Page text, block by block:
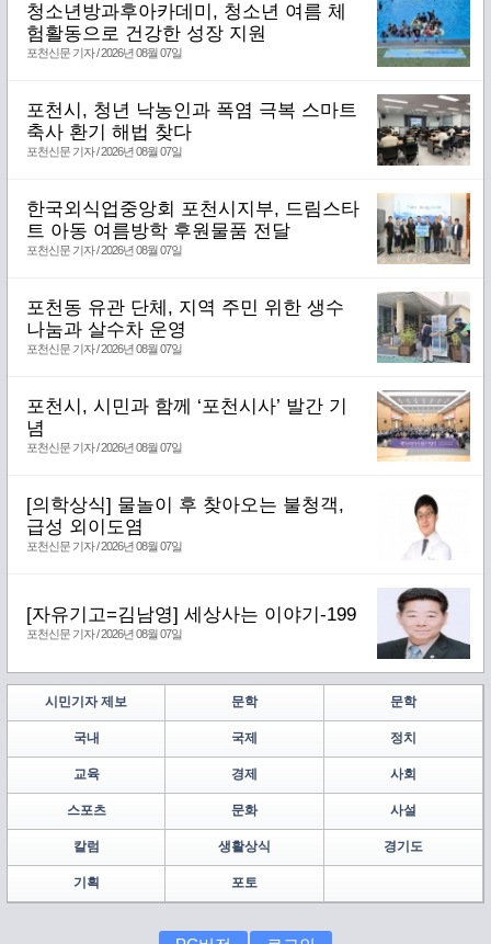
청소년방과후아카데미, 청소년 여름 체
험활동으로 건강한 성장 지원
포천신문 기자 / 2026년 08월 07일
포천시, 청년 낙농인과 폭염 극복 스마트
축사 환기 해법 찾다
포천신문 기자 / 2026년 08월 07일
한국외식업중앙회 포천시지부, 드림스타
트 아동 여름방학 후원물품 전달
포천신문 기자 / 2026년 08월 07일
포천동 유관 단체, 지역 주민 위한 생수
나눔과 살수차 운영
포천신문 기자 / 2026년 08월 07일
포천시, 시민과 함께 ‘포천시사’ 발간 기
념
포천신문 기자 / 2026년 08월 07일
[의학상식] 물놀이 후 찾아오는 불청객,
급성 외이도염
포천신문 기자 / 2026년 08월 07일
[자유기고=김남영] 세상사는 이야기-199
포천신문 기자 / 2026년 08월 07일
시민기자 제보 문학 문학
국내 국제 정치
교육 경제 사회
스포츠 문화 사설
칼럼 생활상식 경기도
기획 포토